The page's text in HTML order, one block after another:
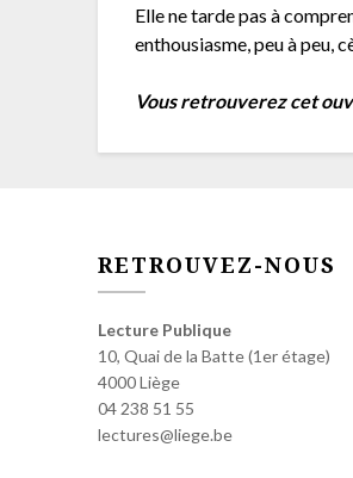
Elle ne tarde pas à
enthousiasme, peu à peu,
Vous retrouverez cet
RETROUVEZ-NOUS
Lecture Publique
10, Quai de la Batte (1er étage)
4000 Liège
04 238 51 55
lectures@liege.be